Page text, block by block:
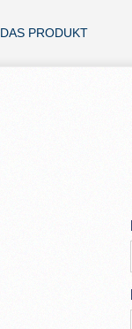
DAS PRODUKT